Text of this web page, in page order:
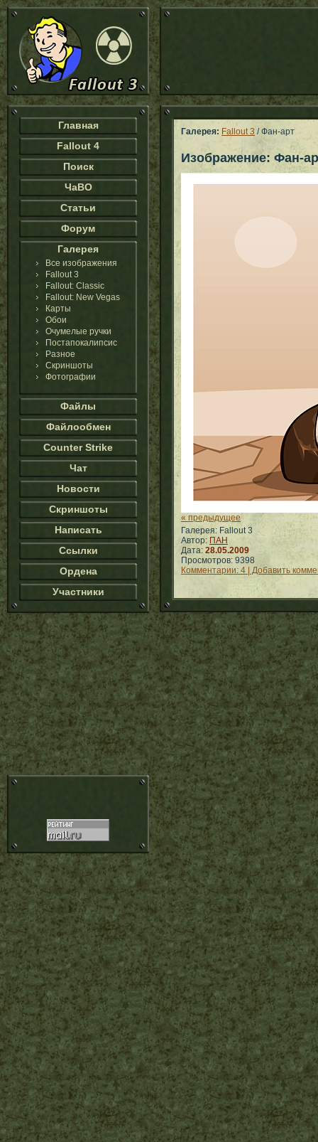
Главная
Fallout 4
Поиск
ЧаВО
Статьи
Форум
Галерея
Все изображения
Fallout 3
Fallout: Classic
Fallout: New Vegas
Карты
Обои
Очумелые ручки
Постапокалипсис
Разное
Скриншоты
Фотографии
Файлы
Файлообмен
Counter Strike
Чат
Новости
Скриншоты
Написать
Ссылки
Ордена
Участники
Галерея: Fallout 3 / Фан-арт
Изображение: Фан-
« предыдущее
Галерея: Fallout 3
Автор: ПАН
Дата: 28.05.2009
Просмотров: 9398
Комментарии: 4 | Добавить